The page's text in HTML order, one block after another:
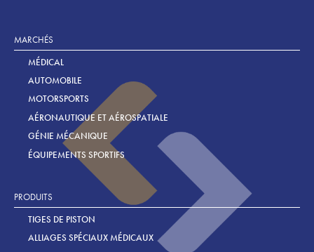
MARCHÉS
MÉDICAL
AUTOMOBILE
MOTORSPORTS
AÉRONAUTIQUE ET AÉROSPATIALE
GÉNIE MÉCANIQUE
ÉQUIPEMENTS SPORTIFS
PRODUITS
TIGES DE PISTON
ALLIAGES SPÉCIAUX MÉDICAUX